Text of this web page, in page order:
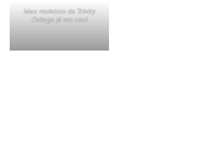
Meu moletom da Trinity
College já em uso!